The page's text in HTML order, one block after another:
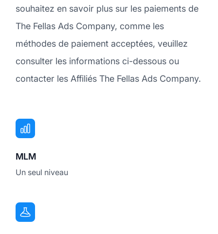
souhaitez en savoir plus sur les paiements de
The Fellas Ads Company, comme les
méthodes de paiement acceptées, veuillez
consulter les informations ci-dessous ou
contacter les Affiliés The Fellas Ads Company.
MLM
Un seul niveau